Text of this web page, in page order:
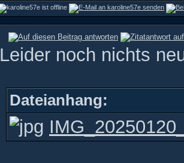
Leider noch nichts
Dateianhang: